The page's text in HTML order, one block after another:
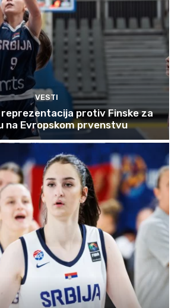
VESTI
reprezentacija protiv Finske za
na Evropskom prvenstvu